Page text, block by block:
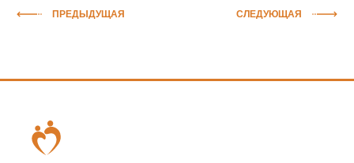
ПРЕДЫДУЩАЯ СЛЕДУЮЩАЯ